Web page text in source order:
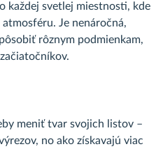
každej svetlej miestnosti, kde
Je nenáročná,
rôznym podmienkam,
meniť tvar svojich listov –
no ako získavajú viac